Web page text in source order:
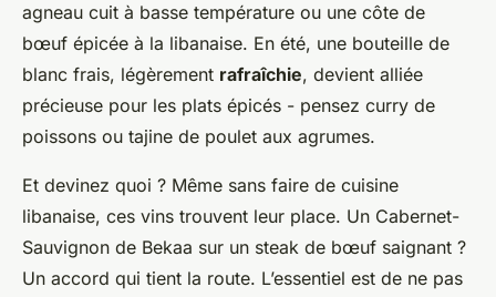
agneau cuit à basse température ou une côte de
bœuf épicée à la libanaise. En été, une bouteille de
blanc frais, légèrement rafraîchie, devient alliée
précieuse pour les plats épicés - pensez curry de
poissons ou tajine de poulet aux agrumes.
Et devinez quoi ? Même sans faire de cuisine
libanaise, ces vins trouvent leur place. Un Cabernet-
Sauvignon de Bekaa sur un steak de bœuf saignant ?
Un accord qui tient la route. L’essentiel est de ne pas